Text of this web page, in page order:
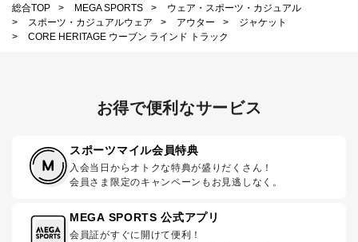
総合TOP
> MEGA SPORTS >
ウェア・スポーツ・カジュアル
>
スポーツ・カジュアルウェア > アウター >
ジャケット
>
CORE HERITAGE ウーブン ラインド トラック
お得で便利なサービス
スポーツマイル会員特典
入会当日からオトクな特典が盛りだくさん！
会員さま限定のキャンペーンもお見逃しなく。
MEGA SPORTS 公式アプリ
会員証がすぐに開けて便利！